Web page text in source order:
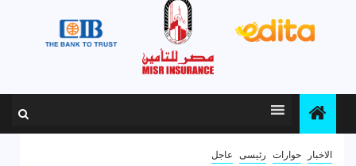
الاخبار حوارات رئيسى عاجل